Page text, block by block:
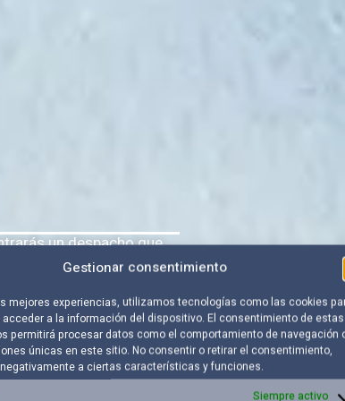
Gestionar consentimiento
mejores experiencias, utilizamos tecnologías como las cookies
a la información del dispositivo. El consentimiento de estas
permitirá procesar datos como el comportamiento de navegación
únicas en este sitio. No consentir o retirar el consentimiento,
a ciertas características y funciones.
Siempre activo
un despacho que
Comprender cada
con profesionalidad los